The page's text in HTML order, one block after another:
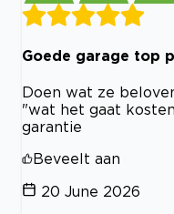
Goede garage top
Doen wat ze
"wat het gaat
garantie
Beveelt aan
20 June 2026